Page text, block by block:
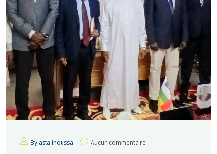
By asta inoussa Aucun commentaire